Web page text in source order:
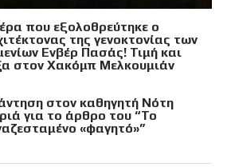
που εξολοθρεύτηκε ο
της γενοκτονίας των
Ενβέρ Πασάς! Τιμή και
στον Χακόμπ Μελκουμιάν
στον καθηγητή Νότη
για το άρθρο του “Το
«φαγητό»”